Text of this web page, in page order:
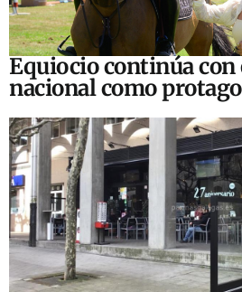
Equiocio continúa con
nacional como